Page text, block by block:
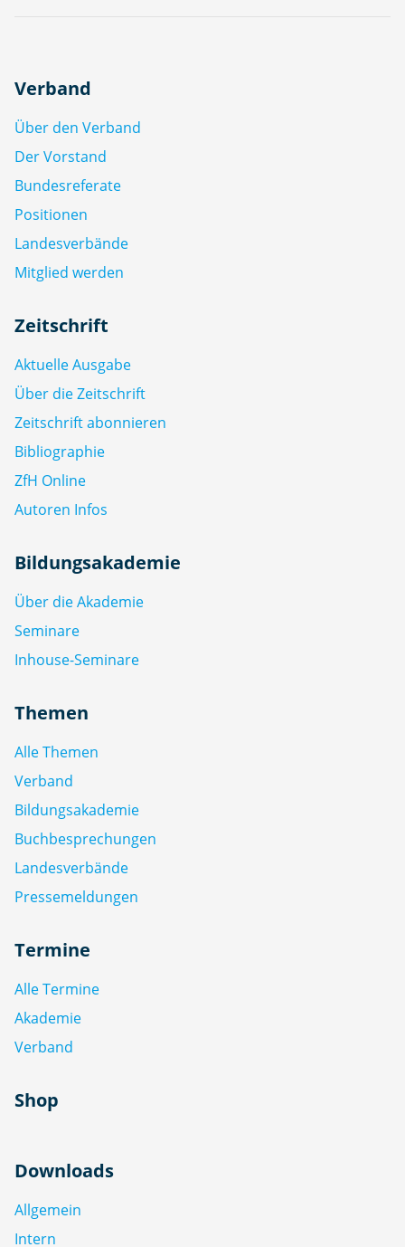
Verband
Über den Verband
Der Vorstand
Bundesreferate
Positionen
Landesverbände
Mitglied werden
Zeitschrift
Aktuelle Ausgabe
Über die Zeitschrift
Zeitschrift abonnieren
Bibliographie
ZfH Online
Autoren Infos
Bildungsakademie
Über die Akademie
Seminare
Inhouse-Seminare
Themen
Alle Themen
Verband
Bildungsakademie
Buchbesprechungen
Landesverbände
Pressemeldungen
Termine
Alle Termine
Akademie
Verband
Shop
Downloads
Allgemein
Intern